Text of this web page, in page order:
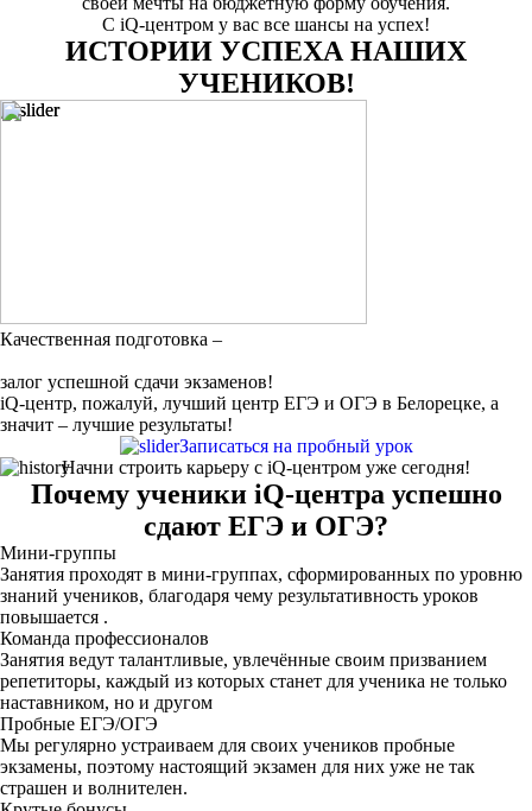
С iQ-центром у вас все шансы на успех!
ИСТОРИИ УСПЕХА НАШИХ
УЧЕНИКОВ!
Качественная подготовка –
залог успешной сдачи экзаменов!
iQ-центр, пожалуй, лучший центр ЕГЭ и ОГЭ в Белорецке, а
значит – лучшие результаты!
Записаться на пробный урок
Начни строить карьеру с iQ-центром уже сегодня!
Почему ученики iQ-центра успешно
сдают ЕГЭ и ОГЭ?
Мини-группы
Занятия проходят в мини-группах, сформированных по уровню
знаний учеников, благодаря чему результативность уроков
повышается .
Команда профессионалов
Занятия ведут талантливые, увлечённые своим призванием
репетиторы, каждый из которых станет для ученика не только
наставником, но и другом
Пробные ЕГЭ/ОГЭ
Мы регулярно устраиваем для своих учеников пробные
экзамены, поэтому настоящий экзамен для них уже не так
страшен и волнителен.